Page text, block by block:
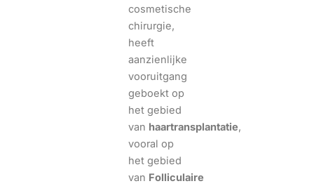
cosmetische
chirurgie,
heeft
aanzienlijke
vooruitgang
geboekt op
het gebied
van haartransplantatie,
vooral op
het gebied
van Folliculaire